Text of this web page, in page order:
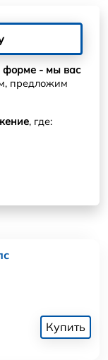
форме - мы вас
предложим
, где:
Купить